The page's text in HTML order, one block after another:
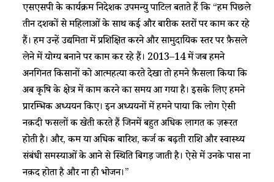
एसएसपी के कार्यक्रम निदेशक उपमन्यु पाटिल बताते हैं कि “हम पिछले
तीन दशकों से महिलाओं के साथ कई और बारीक स्तरों पर काम कर रहे
हैं। हम उन्हें उद्यमिता में प्रशिक्षित करने और सामुदायिक स्तर पर फ़ैसले
लेने में योग्य बनाने पर काम कर रहे हैं। 2013–14 में जब हमने
अनगिनत किसानों को आत्महत्या करते देखा तो हमने फ़ैसला किया कि
अब कृषि के क्षेत्र में काम करने का समय आ गया है। इसके लिए हमने
प्रारम्भिक अध्ययन किए। इन अध्ययनों में हमने पाया कि लोग ऐसी
नक़दी फसलों की खेती करते हैं जिनमें बहुत अधिक लागत की ज़रूरत
होती है। और, कम या अधिक बारिश, कर्ज की बढ़ती राशि और स्वास्थ्य
संबंधी समस्याओं के आने से स्थिति बिगड़ जाती है। ऐसे में उनके पास ना
नक़द होता है और ना ही भोजन।”